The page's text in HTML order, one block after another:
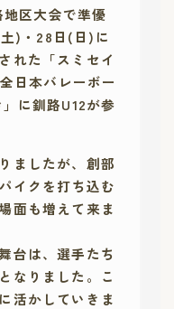
区大会で準優
)・28日(日)に
れた「スミセイ
日本バレーボー
に釧路U12が参
ましたが、創部
イクを打ち込む
面も増えて来ま
台は、選手たち
なりました。こ
活かしていきま